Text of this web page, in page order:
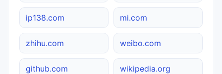
ip138.com mi.com
zhihu.com weibo.com
github.com wikipedia.org